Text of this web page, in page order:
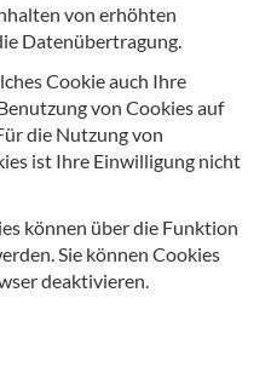
von erhöhten
Datenübertragung.
Cookie auch Ihre
von Cookies auf
die Nutzung von
ist Ihre Einwilligung nicht
können über die Funktion
Sie können Cookies
deaktivieren.